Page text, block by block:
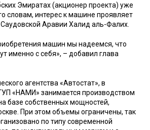
Эмиратах (акционер проекта) уже
словам, интерес к машине проявляет
Аравии Халид аль-Фалих.
машин мы надеемся, что
именно с себя», – добавил глава
агентства «Автостат», в
«НАМИ» занимается производством
базе собственных мощностей,
При этом объемы ограничены, так
по типу современной